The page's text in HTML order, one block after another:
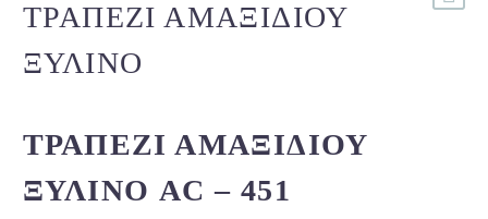
ΤΡΑΠΈΖΙ ΑΜΑΞΙΔΊΟΥ
ΞΎΛΙΝΟ
ΤΡΑΠΈΖΙ ΑΜΑΞΙΔΊΟΥ
ΞΎΛΙΝΟ AC – 451